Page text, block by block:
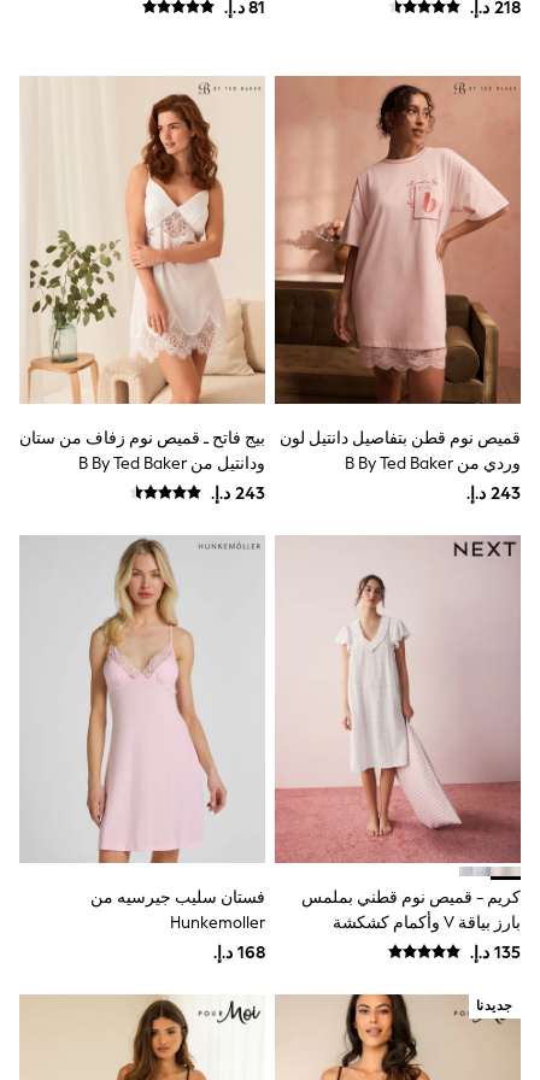
Mint Velvet
SCHOOWEAR
All Boys Schoolwear
Shoes
Trousers
Shorts
Shirts
Polo Shirts
Sweatshirts & Jumpers
Coats & Jackets
Underwear
Multipacks
All Boys Sport & Swimwear
Trainers & Pumps
Swimwear
Tops
Shorts
Joggers
All Girls Schoolwear
Dresses
Trousers
Skirts
Shirts
Polo Shirts
Sweatshirts
Cardigans
Coats & Jackets
Underwear
Socks & Tights
Multipacks
All Girls Sports & Swimwear
Trainers & Pumps
Tops
Leggings
Shorts
adidas
Nike
Shop All
Shoes
قميص نوم قطن بتفاصيل دانتيل لون
وردي من B By Ted Baker
بيج فاتح ـ قميص نوم زفاف من ستان
ودانتيل من B By Ted Baker
كريم - قميص نوم قطني بملمس
بارز بياقة V وأكمام كشكشة
فستان سليب جيرسيه من
Hunkemoller
جديدنا